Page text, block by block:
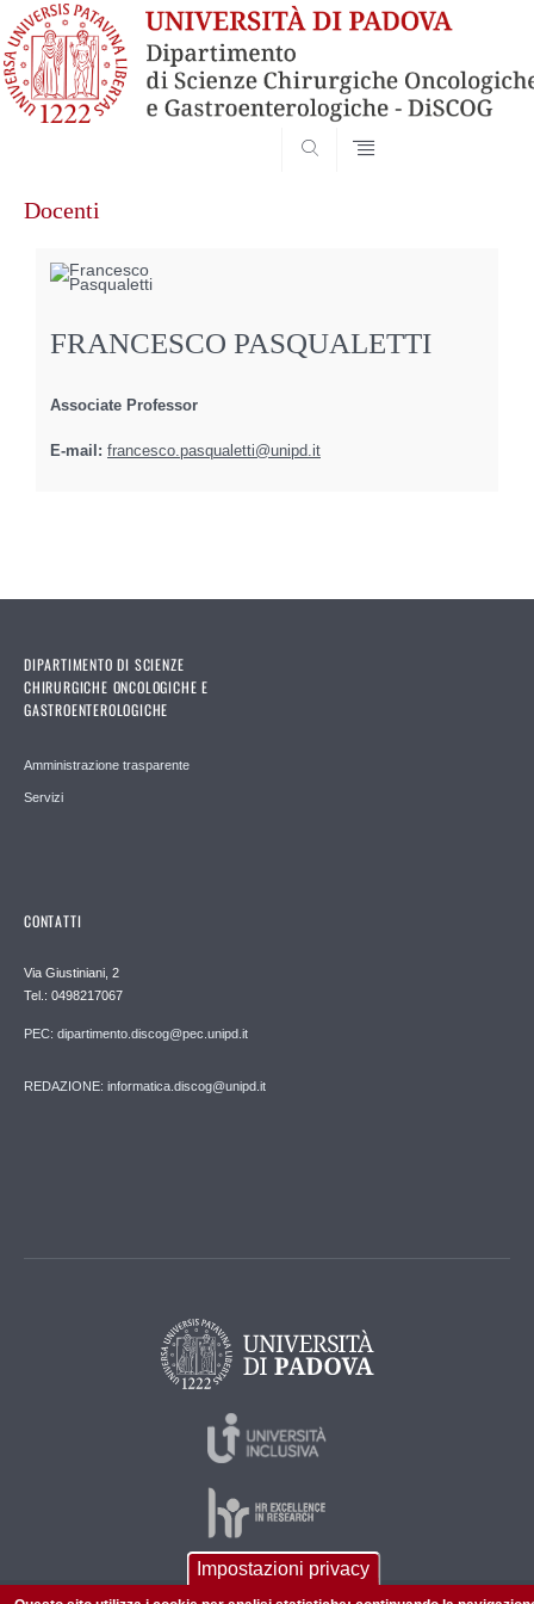
Docenti
FRANCESCO PASQUALETTI
Associate Professor
E-mail: francesco.pasqualetti@unipd.it
DIPARTIMENTO DI SCIENZE
CHIRURGICHE ONCOLOGICHE E
GASTROENTEROLOGICHE
Amministrazione trasparente
Servizi
CONTATTI
Via Giustiniani, 2
Tel.: 0498217067
PEC: dipartimento.discog@pec.unipd.it
REDAZIONE: informatica.discog@unipd.it
Impostazioni privacy